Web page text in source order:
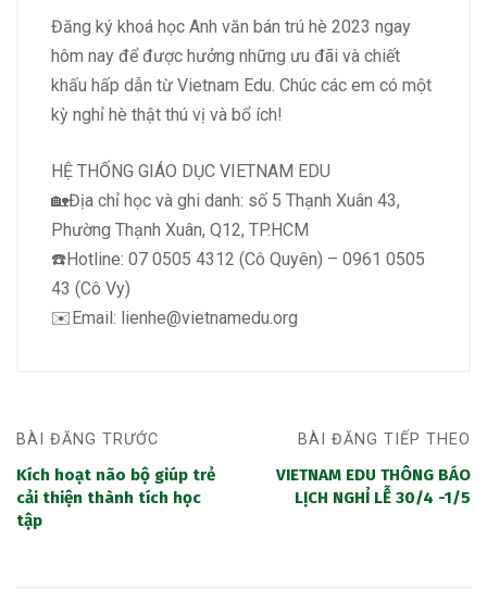
Đăng ký khoá học Anh văn bán trú hè 2023 ngay
hôm nay để được hưởng những ưu đãi và chiết
khấu hấp dẫn từ Vietnam Edu. Chúc các em có một
kỳ nghỉ hè thật thú vị và bổ ích!
HỆ THỐNG GIÁO DỤC VIETNAM EDU
🏡Địa chỉ học và ghi danh: số 5 Thạnh Xuân 43,
Phường Thạnh Xuân, Q12, TP.HCM
☎️Hotline: 07 0505 4312 (Cô Quyên) – 0961 0505
43 (Cô Vy)
✉️Email: lienhe@vietnamedu.org
BÀI ĐĂNG TRƯỚC
Kích hoạt não bộ giúp trẻ
cải thiện thành tích học
tập
BÀI ĐĂNG TIẾP THEO
VIETNAM EDU THÔNG BÁO
LỊCH NGHỈ LỄ 30/4 -1/5